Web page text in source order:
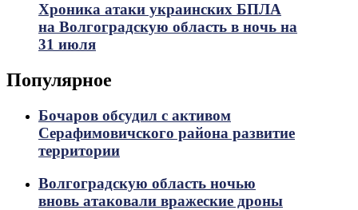
Хроника атаки украинских БПЛА
на Волгоградскую область в ночь на
31 июля
Популярное
Бочаров обсудил с активом
Серафимовичского района развитие
территории
Волгоградскую область ночью
вновь атаковали вражеские дроны